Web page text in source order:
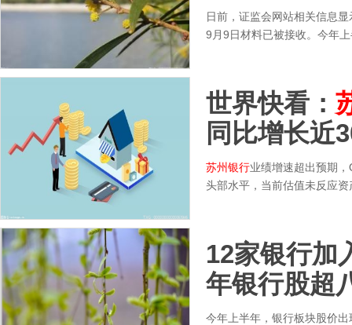
日前，证监会网站相关信息显
9月9日材料已被接收。今年
世界快看：
同比增长近
苏州银行业绩增速超出预期
头部水平，当前估值未反应
12家银行加
年银行股超
今年上半年，银行板块股价